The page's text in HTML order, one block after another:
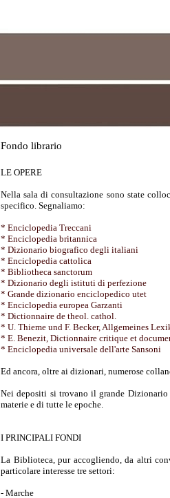
Fondo librario
LE OPERE
Nella sala di consultazione sono state
specifico. Segnaliamo:
* Enciclopedia Treccani
* Enciclopedia britannica
* Dizionario biografico degli italiani
* Enciclopedia cattolica
* Bibliotheca sanctorum
* Dizionario degli istituti di perfezione
* Grande dizionario enciclopedico utet
* Enciclopedia europea Garzanti
* Dictionnaire de theol. cathol.
* U. Thieme und F. Becker, Allgemeines
* E. Benezit, Dictionnaire critique et
* Enciclopedia universale dell'arte Sansoni
Ed ancora, oltre ai dizionari, numerose
Nei depositi si trovano il grande
materie e di tutte le epoche.
I PRINCIPALI FONDI
La Biblioteca, pur accogliendo, da altri
particolare interesse tre settori:
- Marche